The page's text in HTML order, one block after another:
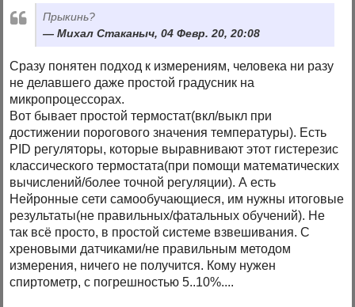
Прыкинь?
Михал Стаканыч, 04 Февр. 20, 20:08
Сразу понятен подход к измерениям, человека ни разу
не делавшего даже простой градусник на
микропроцессорах.
Вот бывает простой термостат(вкл/выкл при
достижении порогового значения температуры). Есть
PID регуляторы, которые выравнивают этот гистерезис
классического термостата(при помощи математических
вычислений/более точной регуляции). А есть
Нейронные сети самообучающиеся, им нужны итоговые
результаты(не правильных/фатальных обучений). Не
так всё просто, в простой системе взвешивания. С
хреновыми датчиками/не правильным методом
измерения, ничего не получится. Кому нужен
спиртометр, с погрешностью 5..10%....